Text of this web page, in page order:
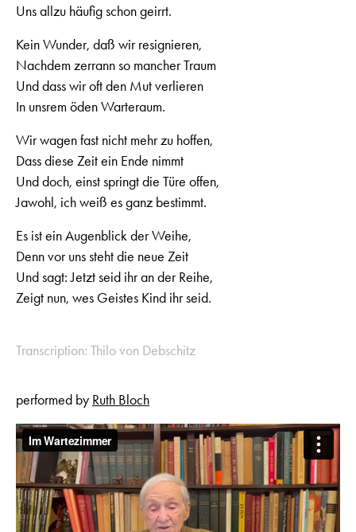
Uns allzu häufig schon geirrt.
Kein Wunder, daß wir resignieren,
Nachdem zerrann so mancher Traum
Und dass wir oft den Mut verlieren
In unsrem öden Warteraum.
Wir wagen fast nicht mehr zu hoffen,
Dass diese Zeit ein Ende nimmt
Und doch, einst springt die Türe offen,
Jawohl, ich weiß es ganz bestimmt.
Es ist ein Augenblick der Weihe,
Denn vor uns steht die neue Zeit
Und sagt: Jetzt seid ihr an der Reihe,
Zeigt nun, wes Geistes Kind ihr seid.
Transcription: Thilo von Debschitz
performed by Ruth Bloch